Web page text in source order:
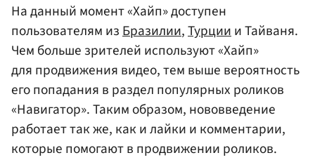
На данный момент «Хайп» доступен
пользователям из Бразилии,Турции и Тайваня.
Чем больше зрителей используют «Хайп»
для продвижения видео, тем выше вероятность
его попадания в раздел популярных роликов
«Навигатор». Таким образом, нововведение
работает так же, как и лайки и комментарии,
которые помогают в продвижении роликов.